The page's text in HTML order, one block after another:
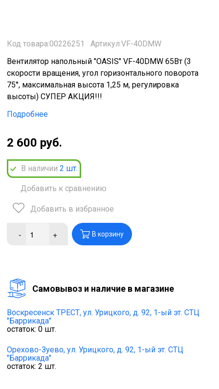
Код товара:00226251
Артикул:VF-40DMW
Вентилятор напольный "OASIS" VF-40DMW 65Вт (3
скорости вращения, угол горизонтального поворота
75°, максимальная высота 1,25 м, регулировка
высоты) СУПЕР АКЦИЯ!!!
Подробнее
2 600 руб.
В наличии 2 шт.
Добавить к сравнению
Добавить в избранное
- + В корзину
Cамовывоз и наличие в магазине
Воскресенск ТРЕСТ, ул. Урицкого, д. 92, 1-ый эт. СТЦ
"Баррикада"
остаток: 0 шт.
Орехово-Зуево, ул. Урицкого, д. 92, 1-ый эт. СТЦ
"Баррикада"
остаток: 2 шт.